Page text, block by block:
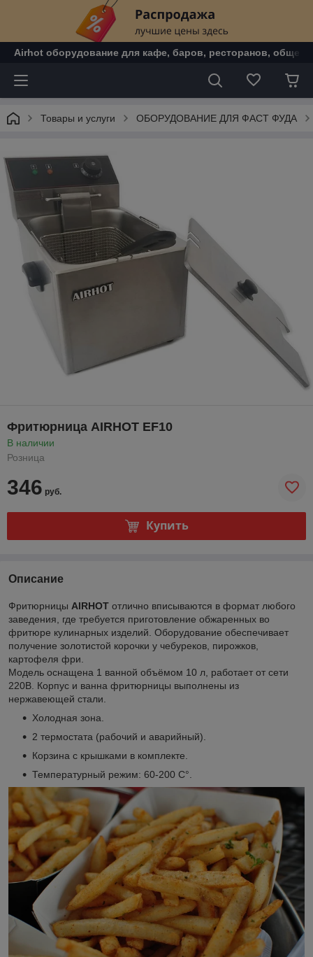
Airhot оборудование для кафе, баров, ресторанов,
Товары и услуги ОБОРУДОВАНИЕ ДЛЯ ФАСТ ФУДА
Фритюрница AIRHOT EF10
В наличии
Розница
346 руб.
Купить
Описание
Фритюрницы AIRHOT отлично вписываются в формат любого
заведения, где требуется приготовление обжаренных во
фритюре кулинарных изделий. Оборудование обеспечивает
получение золотистой корочки у чебуреков, пирожков,
картофеля фри.
Модель оснащена 1 ванной объёмом 10 л, работает от сети
220В. Корпус и ванна фритюрницы выполнены из
нержавеющей стали.
Холодная зона.
2 термостата (рабочий и аварийный).
Корзина с крышками в комплекте.
Температурный режим: 60-200 С°.